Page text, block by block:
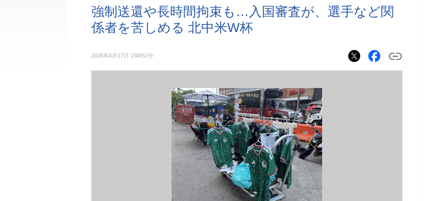
強制送還や長時間拘束も…入国審査が、選手など関
係者を苦しめる 北中米W杯
2026年6月17日 15時52分